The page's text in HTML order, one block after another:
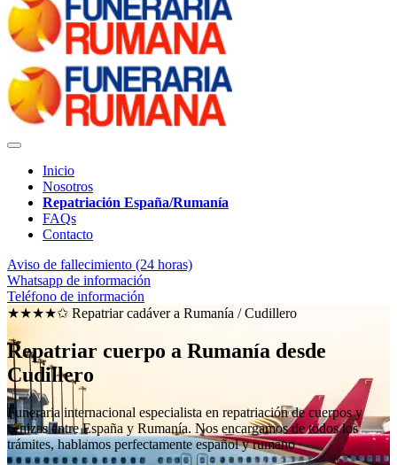
Inicio
Nosotros
Repatriación España/Rumanía
FAQs
Contacto
Aviso de fallecimiento (24 horas)
Whatsapp de información
Teléfono de información
★★★★✩ Repatriar cadáver a Rumanía /Cudillero
Repatriar cuerpo a Rumanía desde
Cudillero
Funeraria internacional especialista en repatriación de cuerpos y
cenizas entre España y Rumanía. Nos encargamos de todos los
trámites, hablamos perfectamente español y rumano